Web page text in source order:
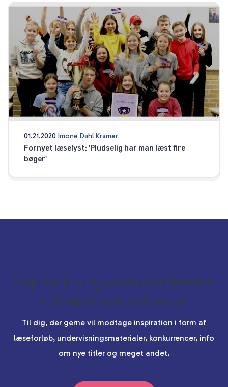
01.21.2020 Imone Dahl Kramer
Fornyet læselyst: 'Pludselig har man læst fire
bøger'
Inspiration og viden om læselyst
– direkte i din indbakke!
Til dig, der gerne vil modtage inspiration i form af
læseforløb, undervisningsmaterialer, konkurrencer, info
om nye titler og meget andet.